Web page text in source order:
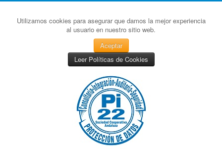
Utilizamos cookies para asegurar que damos la mejor experiencia
al usuario en nuestro sitio web.
Aceptar
Leer Políticas de Cookies